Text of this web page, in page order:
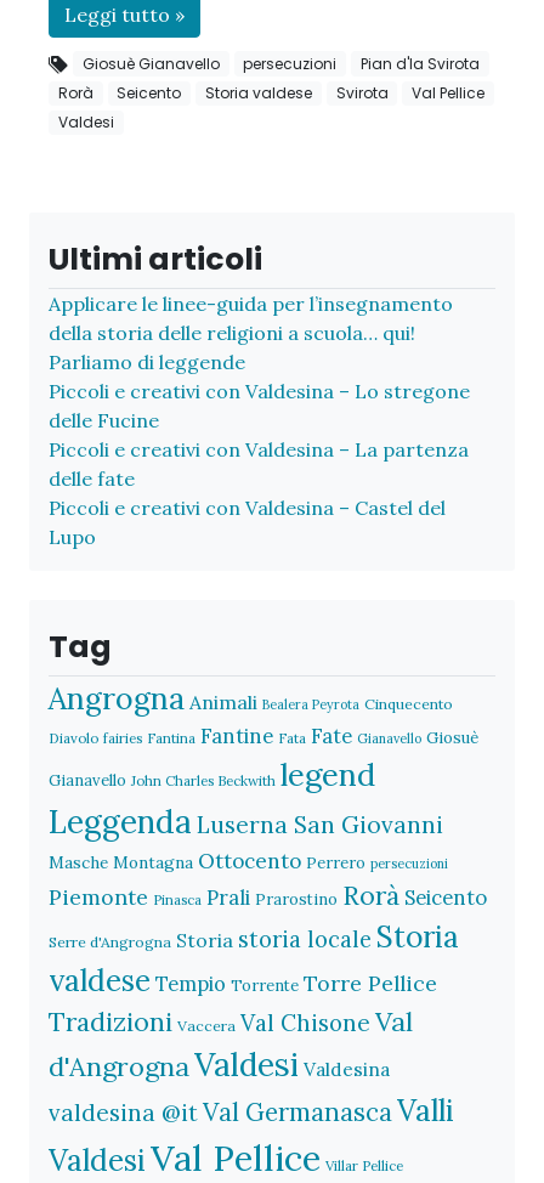
Leggi tutto »
Giosuè Gianavello persecuzioni
Pian d'la Svirota
Rorà
Seicento Storia valdese Svirota
Val Pellice
Valdesi
Ultimi articoli
Applicare le linee-guida per l’insegnamento
della storia delle religioni a scuola… qui!
Parliamo di leggende
Piccoli e creativi con Valdesina – Lo stregone
delle Fucine
Piccoli e creativi con Valdesina – La partenza
delle fate
Piccoli e creativi con Valdesina – Castel del
Lupo
Tag
Angrogna Animali Bealera Peyrota Cinquecento
Diavolo fairies Fantina Fantine Fata Fate Gianavello Giosuè
Gianavello John Charles Beckwith legend
Leggenda Luserna San Giovanni
Masche Montagna Ottocento Perrero persecuzioni
Piemonte Pinasca Prali Prarostino Rorà Seicento
Serre d'Angrogna Storia storia locale Storia
valdese Tempio Torrente Torre Pellice
Tradizioni Vaccera Val Chisone Val
d'AngrognaValdesi Valdesina
valdesina @itVal GermanascaValli
ValdesiVal Pellice Villar Pellice